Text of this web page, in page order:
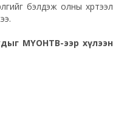
бэлдэж олны хүртээл
МҮОНТВ-ээр хүлээн